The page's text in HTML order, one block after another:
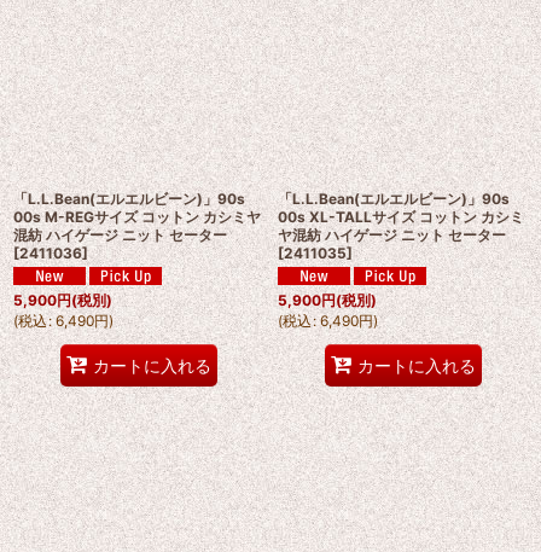
「L.L.Bean(エルエルビーン)」90s
00s M-REGサイズ コットン カシミヤ
混紡 ハイゲージ ニット セーター
[2411036]
5,900円(税別)
(税込: 6,490円)
カートに入れる
「L.L.Bean(エルエルビーン)」90s
00s XL-TALLサイズ コットン カシミ
ヤ混紡 ハイゲージ ニット セーター
[2411035]
5,900円(税別)
(税込: 6,490円)
カートに入れる